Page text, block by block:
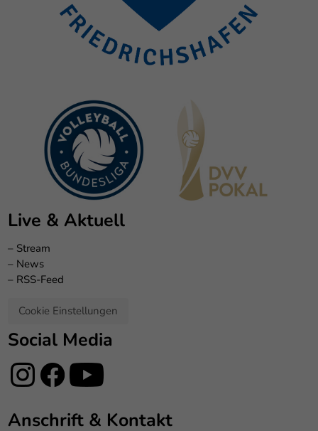
Live & Aktuell
– Stream
– News
– RSS-Feed
Cookie Einstellungen
Social Media
Anschrift & Kontakt